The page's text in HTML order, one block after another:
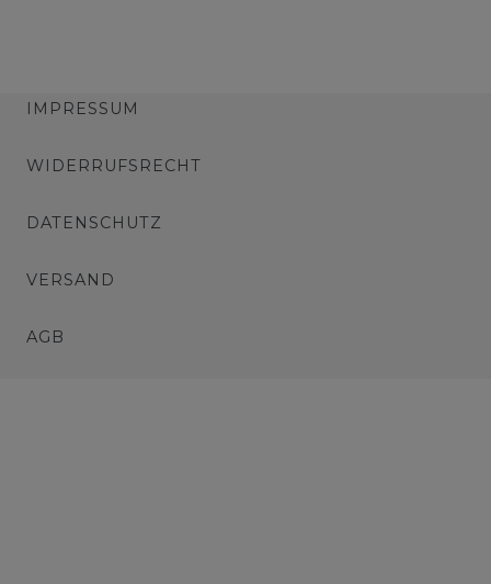
IMPRESSUM
WIDERRUFSRECHT
DATENSCHUTZ
VERSAND
AGB